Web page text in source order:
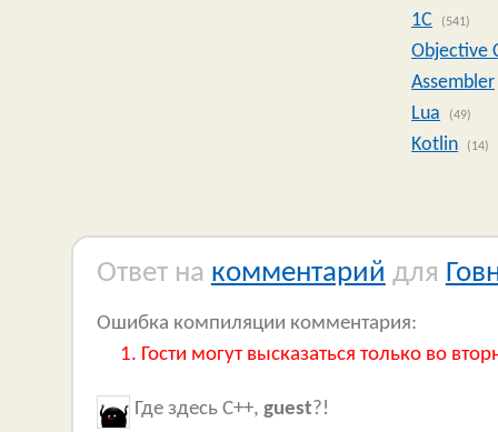
1C (541)
Objective
Assembler
Lua
(49)
Kotlin (14)
Ответ на комментарий для
Ошибка компиляции комментария:
Гости могут высказаться только во
Где здесь C++, guest?!